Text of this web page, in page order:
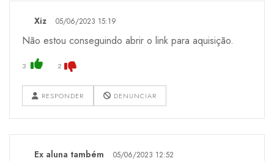
Xiz 05/06/2023 15:19
Não estou conseguindo abrir o link para aquisição.
3 2
RESPONDER DENUNCIAR
Ex aluna também 05/06/2023 12:52